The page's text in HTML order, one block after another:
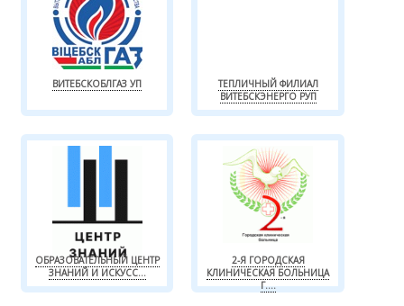
ВИТЕБСКОБЛГАЗ УП
ТЕПЛИЧНЫЙ ФИЛИАЛ
ВИТЕБСКЭНЕРГО РУП
ОБРАЗОВАТЕЛЬНЫЙ ЦЕНТР
ЗНАНИЙ И ИСКУСС...
2-Я ГОРОДСКАЯ
КЛИНИЧЕСКАЯ БОЛЬНИЦА
Г....